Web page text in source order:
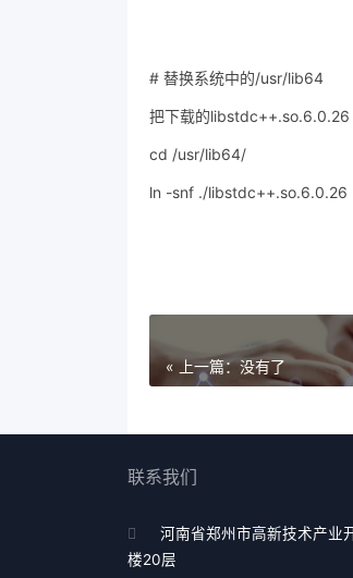
# 替换系统中的/usr/lib64
把下载的
cd /usr/lib64/
ln -snf ./libstdc++.so.6.0.26
« 上一篇：没有了
联系我们
河南省郑州市高新技术产业
楼20层